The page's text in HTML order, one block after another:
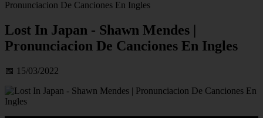
Pronunciacion De Canciones En Ingles
Lost In Japan - Shawn Mendes |
Pronunciacion De Canciones En Ingles
📅 15/03/2022